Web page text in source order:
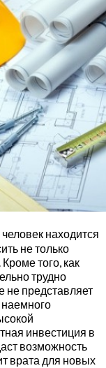
находится
не только
того, как
трудно
не представляет
инвестиция в
возможность
врата для новых